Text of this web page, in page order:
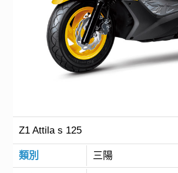
Z1 Attila s 125
類別 三陽